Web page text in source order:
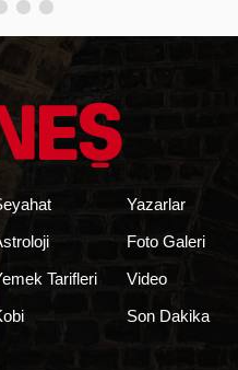
Tarifleri
Yazarlar
Foto Galeri
Video
Son Dakika